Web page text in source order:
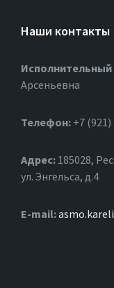
Наши контакты
Арсеньевна
Телефон: +7
Адрес: 185028,
ул. Энгельса, д.4
Е-mail: